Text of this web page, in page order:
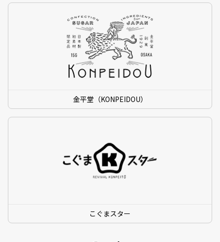
金平堂（KONPEIDOU）
こぐまスター